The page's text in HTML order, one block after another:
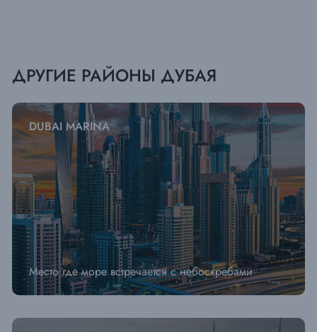
ДРУГИЕ РАЙОНЫ ДУБАЯ
DUBAI MARINA
Место где море встречается с небоскребами